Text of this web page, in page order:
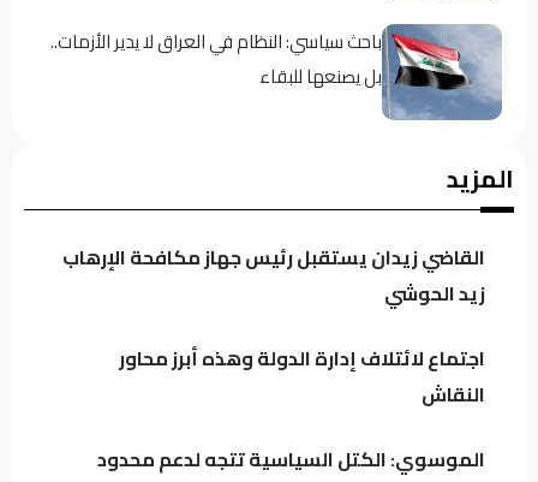
باحث سياسي: النظام في العراق لا يدير الأزمات..
بل يصنعها للبقاء
الموسوي: الكتل السياسية تتجه لدعم محدود
المزيد
القاضي زيدان يستقبل رئيس جهاز مكافحة الإرهاب
زيد الحوشي
اجتماع لائتلاف إدارة الدولة وهذه أبرز محاور
النقاش
الموسوي: الكتل السياسية تتجه لدعم محدود